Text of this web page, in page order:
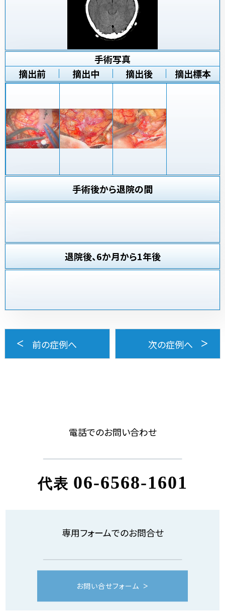
手術写真
摘出前
摘出中 摘出後 摘出標本
手術後から退院の間
退院後、6か月から1年後
前の症例へ 次の症例へ
電話でのお問い合わせ
代表 06-6568-1601
専用フォームでのお問合せ
お問い合せフォーム